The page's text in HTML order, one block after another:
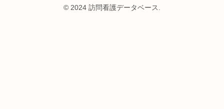
© 2024 訪問看護データベース.